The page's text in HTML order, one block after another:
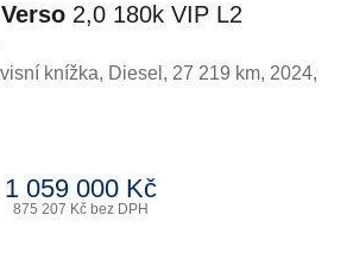
2,0 180k VIP L2
knížka, Diesel , 27 219 km, 2024,
1 059 000 Kč
875 207 Kč bez DPH